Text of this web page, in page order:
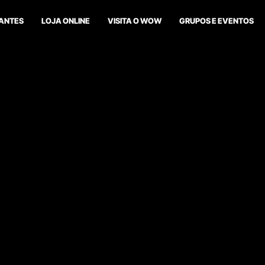
LOJA ONLINE VISITA O WOW GRUPOS E EVENTOS